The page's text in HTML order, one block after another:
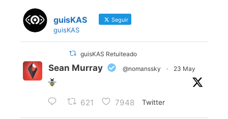
guisKAS Seguir
guisKAS
guisKAS Retuiteado
Sean Murray @nomanssky · 23 May
621 7948 Twitter